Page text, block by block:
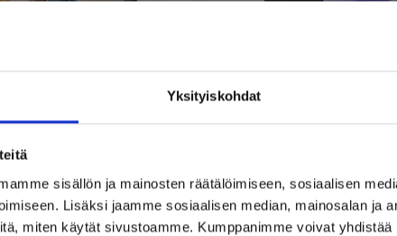
Yksityiskohdat
sisällön ja mainosten räätälöimiseen, sosiaalisen
Lisäksi jaamme sosiaalisen median, mainosalan ja
miten käytät sivustoamme. Kumppanimme voivat
SAMSUNG GALAXY A55 5G
Tervetuloa Inregon verkkokauppaan!